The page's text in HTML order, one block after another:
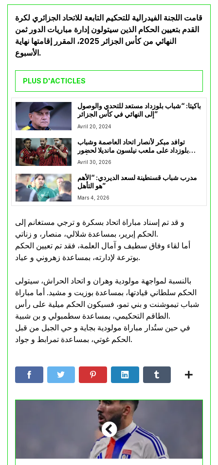
قامت اللجنة الفيدرالية للتحكيم التابعة للاتحاد الجزائري لكرة
القدم بتعيين الحكام الذين سيتولون إدارة مباريات الدور ثمن
النهائي من كأس الجزائر 2025، المقرر إقامتها نهاية
الأسبوع.
PLUS D'ACTICLES
باكيتا: “شباب بلوزداد مستعد للتحدي والوصول
إلى النهائي في كأس الجزائر”
Avril 20, 2024
توافد مبكر لأنصار اتحاد العاصمة وشباب
بلوزداد على ملعب نيلسون مانديلا لحضور
موعد نهائي الكأس
Avril 30, 2026
مدرب شباب قسنطينة لسعد الديردي: “الأهم
هو التأهل”
Mars 4, 2026
و قد تم إسناد مباراة اتحاد بسكرة و ترجي مستغانم إلى
الحكم إبرير، بمساعدة شلالي، منصار، و زناتي.
أما لقاء وفاق سطيف و آمال العلمة، فقد تم تعيين الحكم
بوترعة لإدارته، بمساعدة زهروني و عياد.
بالنسبة لمواجهة مولودية وهران و اتحاد الحراش، سيتولى
الحكم سلطاني قيادتها، بمساعدة بوزيت و مشيد. أما مباراة
شباب تيموشنت و بني تمو، فسيكون الحكم ميلية على رأس
الطاقم التحكيمي، بمساعدة سطمبولي و بن شبية.
في حين ستُدار مباراة مولودية بجاية و حي الجبل من قبل
الحكم غوتي، بمساعدة تمرابط و جواد.